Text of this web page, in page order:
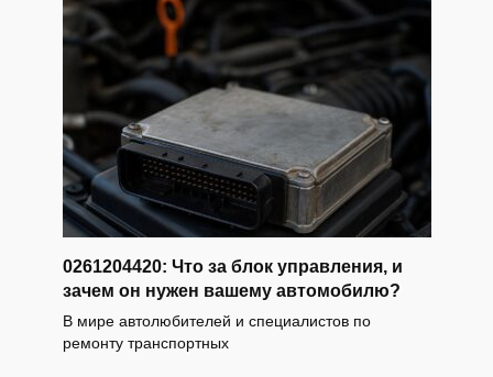
0261204420: Что за блок управления, и
зачем он нужен вашему автомобилю?
В мире автолюбителей и специалистов по
ремонту транспортных